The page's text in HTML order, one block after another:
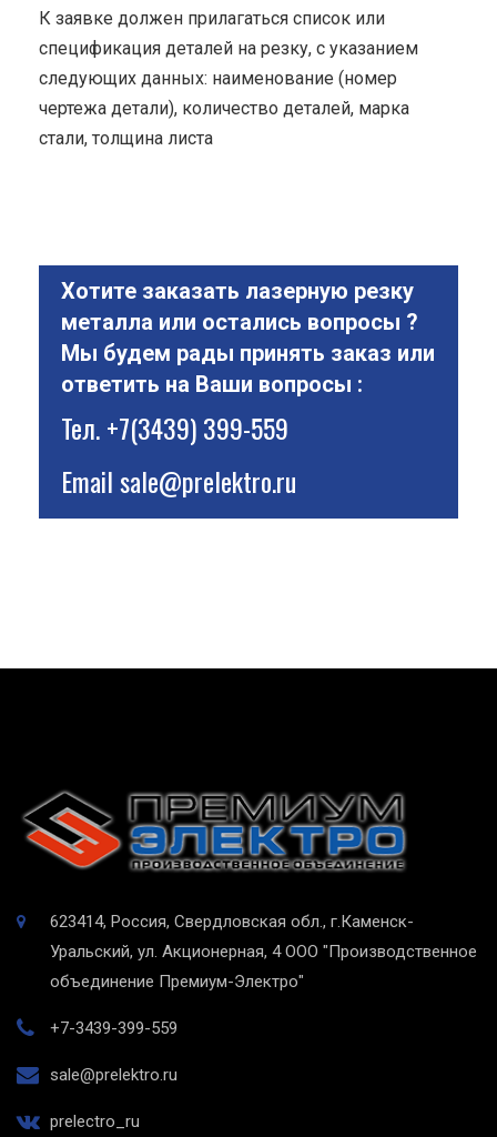
К заявке должен прилагаться список или
спецификация деталей на резку, с указанием
следующих данных: наименование (номер
чертежа детали), количество деталей, марка
стали, толщина листа
Хотите заказать лазерную резку
металла или остались вопросы ?
Мы будем рады принять заказ или
ответить на Ваши вопросы :
Тел.+7(3439) 399-559
Emailsale@prelektro.ru
623414, Россия, Свердловская обл., г.Каменск-
Уральский, ул. Акционерная, 4 ООО "Производственное
объединение Премиум-Электро"
+7-3439-399-559
sale@prelektro.ru
prelectro_ru